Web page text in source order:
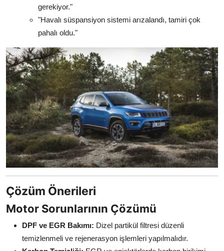
gerekiyor."
"Havalı süspansiyon sistemi arızalandı, tamiri çok
pahalı oldu."
Çözüm Önerileri
Motor Sorunlarının Çözümü
DPF ve EGR Bakımı: Dizel partikül filtresi düzenli
temizlenmeli ve rejenerasyon işlemleri yapılmalıdır.